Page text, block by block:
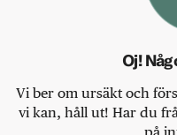
Oj!
Vi ber om ursäkt och
vi kan, håll ut! Har du